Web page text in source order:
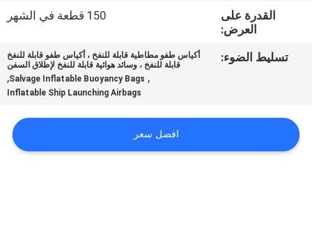
حالات
القدرة على
العرض:
150 قطعة في الشهر
تسليط الضوء:
أكياس طفو مطاطية قابلة للنفخ ، أكياس طفو قابلة للنفخ
قابلة للنفخ ، وسائد هوائية قابلة للنفخ لإطلاق السفن
,
Salvage Inflatable Buoyancy Bags
,
Inflatable Ship Launching Airbags
افضل سعر